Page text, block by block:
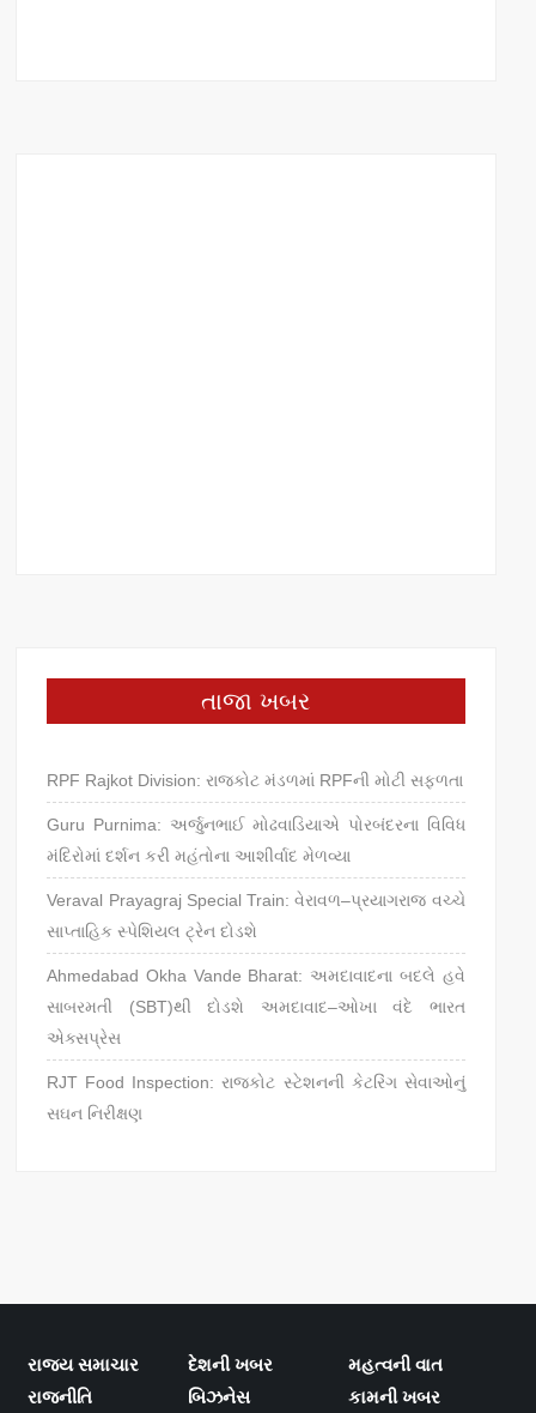
તાજા ખબર
RPF Rajkot Division: રાજકોટ મંડળમાં RPFની મોટી સફળતા
Guru Purnima: અર્જુનભાઈ મોઢવાડિયાએ પોરબંદરના વિવિધ
મંદિરોમાં દર્શન કરી મહંતોના આશીર્વાદ મેળવ્યા
Veraval Prayagraj Special Train: વેરાવળ–પ્રયાગરાજ વચ્ચે
સાપ્તાહિક સ્પેશિયલ ટ્રેન દોડશે
Ahmedabad Okha Vande Bharat: અમદાવાદના બદલે હવે
સાબરમતી (SBT)થી દોડશે અમદાવાદ–ઓખા વંદે ભારત
એક્સપ્રેસ
RJT Food Inspection: રાજકોટ સ્ટેશનની કેટરિંગ સેવાઓનું
સઘન નિરીક્ષણ
રાજ્ય સમાચાર દેશની ખબર
મહત્વની વાત
રાજનીતિ
બિઝનેસ કામની ખબર